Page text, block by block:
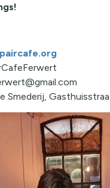
Smederij,